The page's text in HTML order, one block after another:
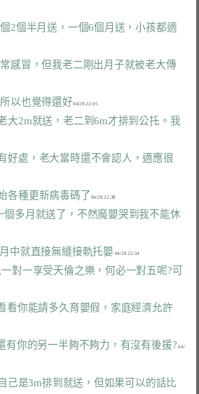
2個半月送，一個6個月送，小孩都適
感冒，但我老二剛出月子就被老大傳
以也覺得還好 04/28 22:05
大2m就送，老二到6m才排到公托。我
好處，老大當時還不會認人，適應很
各種更新病毒碼了
個多月就送了，不然魔嬰哭到我不能休
中就直接無縫接軌托嬰
一對一享受天倫之樂，何必一對五呢?可
看你能請多久育嬰假，家庭經濟允許
有你的另一半夠不夠力，有沒有後援? 04/
己是3m排到就送，但如果可以的話比